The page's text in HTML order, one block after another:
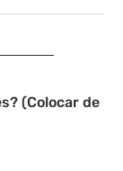
(Colocar de